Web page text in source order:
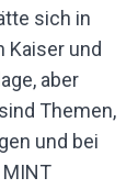
sich in
Kaiser und
aber
Themen,
und bei